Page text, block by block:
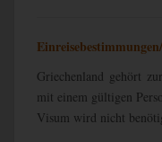
Griechenland gehört
mit einem gültigen
Visum wird nicht